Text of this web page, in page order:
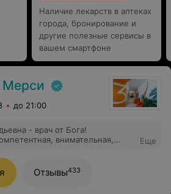
Наличие лекарств в аптеках
города, бронирование и
другие полезные сервисы в
вашем смартфоне
Мерси
до 21:00
- врач от Бога!
внимательная,
нежно))) После нее перестала
полного доверия и
и молодым девушкам и
Еще
Отзывы433